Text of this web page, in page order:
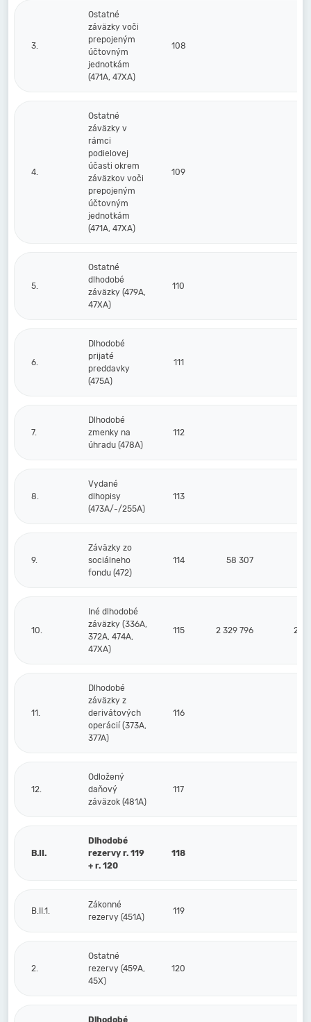
3.
Ostatné
záväzky voči
prepojeným
účtovným
jednotkám
(471A, 47XA)
108
4.
Ostatné
záväzky v
rámci
podielovej
účasti okrem
záväzkov voči
prepojeným
účtovným
jednotkám
(471A, 47XA)
109
5.
Ostatné
dlhodobé
záväzky (479A,
47XA)
110
6.
Dlhodobé
prijaté
preddavky
(475A)
111
7.
Dlhodobé
zmenky na
úhradu (478A)
112
8.
Vydané
dlhopisy
(473A/-/255A)
113
9.
Záväzky zo
sociálneho
fondu (472)
114 58 307
10.
Iné dlhodobé
záväzky (336A,
372A, 474A,
47XA)
115 2 329 796 2
11.
Dlhodobé
záväzky z
derivátových
operácií (373A,
377A)
116
12.
Odložený
daňový
záväzok (481A)
117
B.II.
Dlhodobé
rezervy r. 119
+ r. 120
118
B.II.1.
Zákonné
rezervy (451A)
119
2.
Ostatné
rezervy (459A,
45X)
120
Dlhodobé